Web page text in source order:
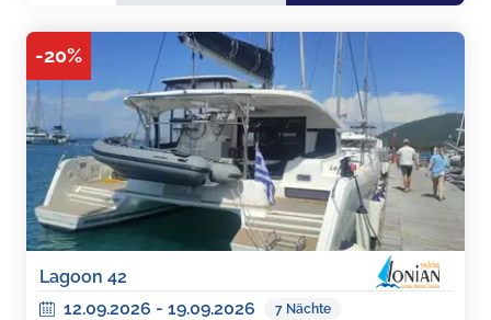
-20%
Lagoon 42
12.09.2026 - 19.09.2026 7 Nächte